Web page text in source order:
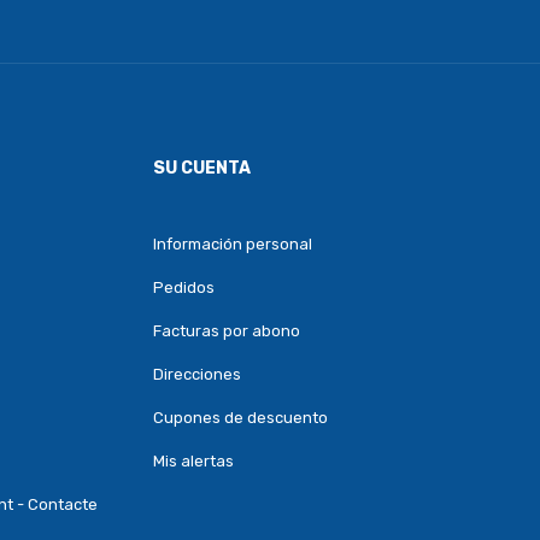
- Contacte
SU CUENTA
Información personal
Pedidos
Facturas por abono
Direcciones
Cupones de descuento
Mis alertas